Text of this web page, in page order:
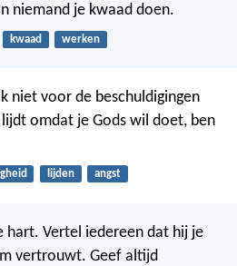
niemand je kwaad doen.
kwaad werken
niet voor de beschuldigingen
omdat je Gods wil doet, ben
lijden angst
hart. Vertel iedereen dat hij je
vertrouwt. Geef altijd